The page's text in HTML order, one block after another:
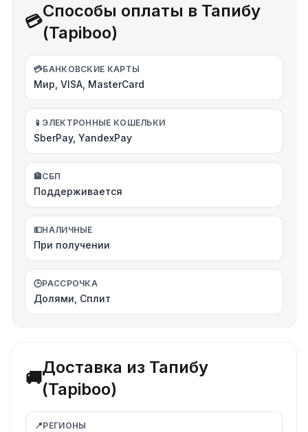
💳
Способы оплаты в Тапибу
(Tapiboo)
💳БАНКОВСКИЕ КАРТЫ
Мир, VISA, MasterCard
📱 ЭЛЕКТРОННЫЕ КОШЕЛЬКИ
SberPay, YandexPay
🏦СБП
Поддерживается
💵НАЛИЧНЫЕ
При получении
🕒РАССРОЧКА
Долями, Сплит
🚚
Доставка из Тапибу
(Tapiboo)
📍РЕГИОНЫ